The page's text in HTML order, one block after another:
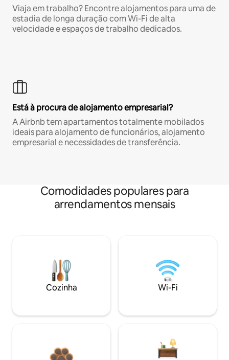
Viaja em trabalho? Encontre alojamentos para uma de
estadia de longa duração com Wi-Fi de alta
velocidade e espaços de trabalho dedicados.
Está à procura de alojamento empresarial?
A Airbnb tem apartamentos totalmente mobilados
ideais para alojamento de funcionários, alojamento
empresarial e necessidades de transferência.
Comodidades populares para
arrendamentos mensais
Cozinha Wi-Fi